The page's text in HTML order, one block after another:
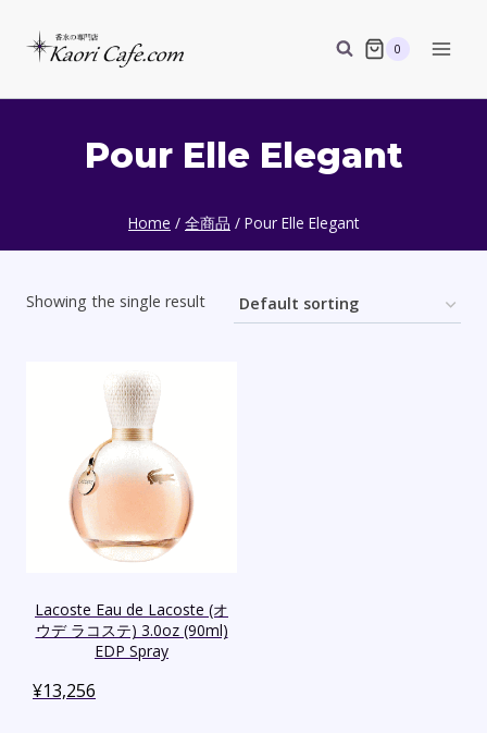
0
Pour Elle Elegant
Home / 全商品 / Pour Elle Elegant
Showing the single result
Lacoste Eau de Lacoste (オ
ウデ ラコステ) 3.0oz (90ml)
EDP Spray
¥13,256